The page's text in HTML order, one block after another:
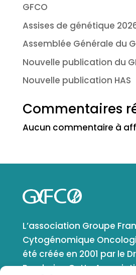
GFCO
Assises de génétique
Assemblée Générale du
Nouvelle publication du
Nouvelle publication HAS
Commentaires
Aucun commentaire à
L’association Groupe
Cytogénomique
été créée en 2001 par le
Bernheim. Cette